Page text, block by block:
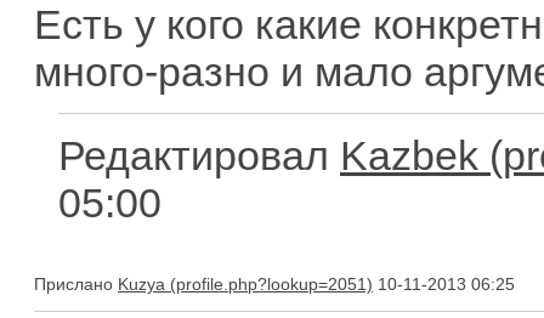
Есть у кого какие
много-разно и мало
Редактировал Kazbek
05:00
Прислано Kuzya 10-11-2013 06:25